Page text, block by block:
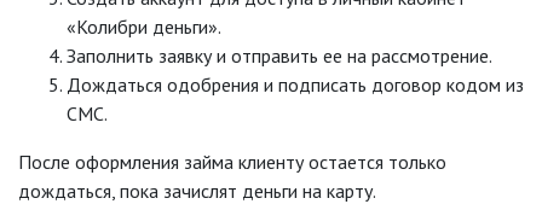
«Колибри деньги».
Заполнить заявку и отправить ее на рассмотрение.
Дождаться одобрения и подписать договор кодом из
СМС.
После оформления займа клиенту остается только
дождаться, пока зачислят деньги на карту.